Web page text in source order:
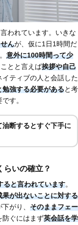
言われています。いきな
んが、仮に1日1時間だ
意外に100時間って少
とと言えば挨拶や自己
イティブの人と会話した
強する必要があると考
す。
断するとすぐ下手に
らいの確立？
ると言われています。
果が出ないことに対する
がり、 そのままフェー
防ぐにはまず英会話を学